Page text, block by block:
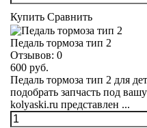
Купить Сравнить
Педаль тормоза тип 2
Отзывов: 0
600 руб.
Педаль тормоза тип 2 для
подобрать запчасть под
kolyaski.ru представлен ...